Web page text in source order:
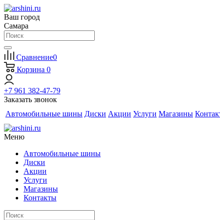
Ваш город
Самара
Сравнение0
Корзина 0
+7 961 382-47-79
Заказать звонок
Автомобильные шины Диски Акции Услуги Магазины
Меню
Автомобильные шины
Диски
Акции
Услуги
Магазины
Контакты